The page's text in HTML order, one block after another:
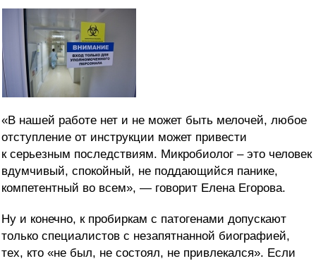
«В нашей работе нет и не может быть мелочей, любое
отступление от инструкции может привести
к серьезным последствиям. Микробиолог – это человек
вдумчивый, спокойный, не поддающийся панике,
компетентный во всем», — говорит Елена Егорова.
Ну и конечно, к пробиркам с патогенами допускают
только специалистов с незапятнанной биографией,
тех, кто «не был, не состоял, не привлекался». Если